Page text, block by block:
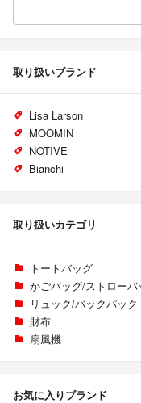
取り扱いブランド
Lisa Larson
MOOMIN
NOTIVE
Bianchi
取り扱いカテゴリ
トートバッグ
かごバッグ/ストローバ
リュック/バックパック
財布
扇風機
お気に入りブランド